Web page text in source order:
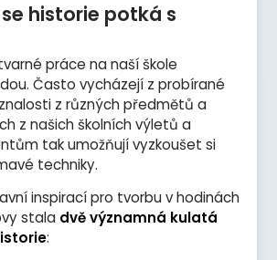
historie potká s
práce na naší škole
Často vycházejí z probírané
z různých předmětů a
z našich školních výletů a
tak umožňují vyzkoušet si
techniky.
inspirací pro tvorbu v hodinách
stala dvě významná kulatá
: